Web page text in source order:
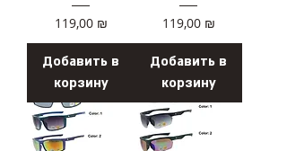
Цена
119,00 ₪
Добавить в
корзину
Цена
119,00 ₪
Добавить в
корзину